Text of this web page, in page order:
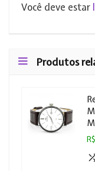
Você deve estar
Produtos